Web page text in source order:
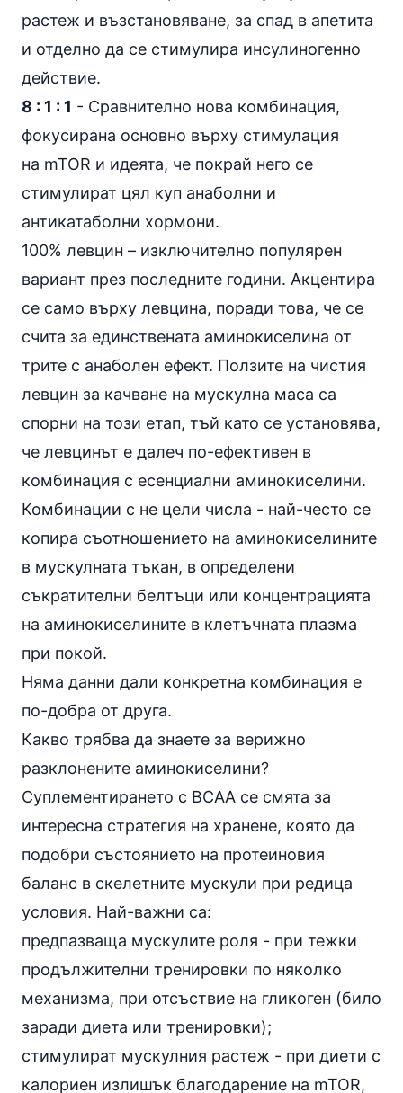
растеж и възстановяване, за спад в апетита
и отделно да се стимулира инсулиногенно
действие.
8 : 1 : 1 - Сравнително нова комбинация,
фокусирана основно върху стимулация
на mTOR и идеята, че покрай него се
стимулират цял куп анаболни и
антикатаболни хормони.
100% левцин – изключително популярен
вариант през последните години. Акцентира
се само върху левцина, поради това, че се
счита за единствената аминокиселина от
трите с анаболен ефект. Ползите на чистия
левцин за качване на мускулна маса са
спорни на този етап, тъй като се установява,
че левцинът е далеч по-ефективен в
комбинация с есенциални аминокиселини.
Комбинации с не цели числа - най-често се
копира съотношението на аминокиселините
в мускулната тъкан, в определени
съкратителни белтъци или концентрацията
на аминокиселините в клетъчната плазма
при покой.
Няма данни дали конкретна комбинация е
по-добра от друга.
Какво трябва да знаете за верижно
разклонените аминокиселини?
Суплементирането с BCAA се смята за
интересна стратегия на хранене, която да
подобри състоянието на протеиновия
баланс в скелетните мускули при редица
условия. Най-важни са:
предпазваща мускулите роля - при тежки
продължителни тренировки по няколко
механизма, при отсъствие на гликоген (било
заради диета или тренировки);
стимулират мускулния растеж - при диети с
калориен излишък благодарение на mTOR,